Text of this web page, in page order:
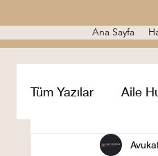
Ana Sayfa
Tüm Yazılar Aile
Miras Hukuku